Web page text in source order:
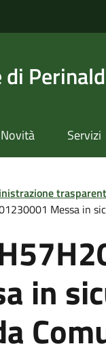
di
Novità Servizi
Messa in
in